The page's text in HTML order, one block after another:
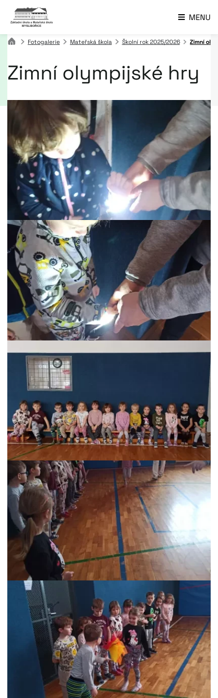
MENU
Fotogalerie Mateřská škola Školní rok 2025/2026 Zimní
Zimní olympijské hry